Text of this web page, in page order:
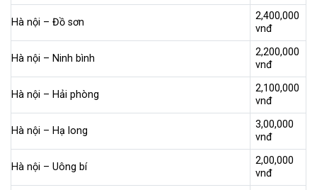
Hà nội – Đồ sơn
2,400,000
vnđ
Hà nội – Ninh bình
2,200,000
vnđ
Hà nội – Hải phòng
2,100,000
vnđ
Hà nội – Hạ long
3,00,000
vnđ
Hà nội – Uông bí
2,00,000
vnđ